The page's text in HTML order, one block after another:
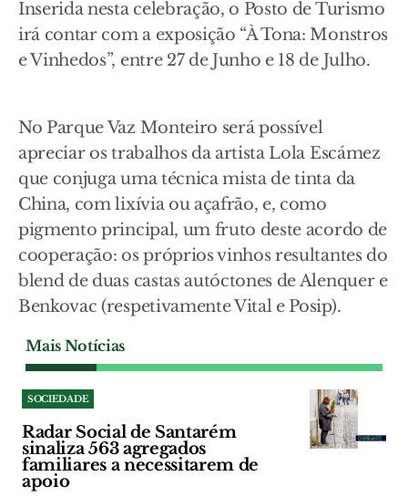
Inserida nesta celebração, o Posto de Turismo
irá contar com a exposição “À Tona: Monstros
e Vinhedos”, entre 27 de Junho e 18 de Julho.
No Parque Vaz Monteiro será possível
apreciar os trabalhos da artista Lola Escámez
que conjuga uma técnica mista de tinta da
China, com lixívia ou açafrão, e, como
pigmento principal, um fruto deste acordo de
cooperação: os próprios vinhos resultantes do
blend de duas castas autóctones de Alenquer e
Benkovac (respetivamente Vital e Posip).
Mais Notícias
SOCIEDADE
Radar Social de Santarém
sinaliza 563 agregados
familiares a necessitarem de
apoio